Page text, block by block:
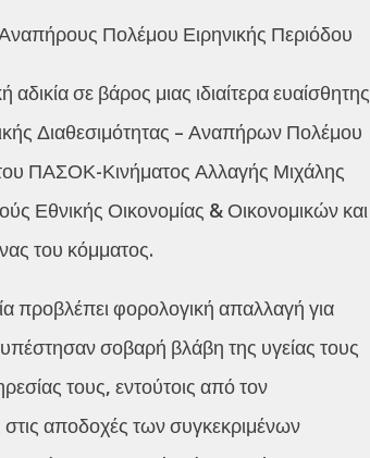
Πολέμου Ειρηνικής Περιόδου
σε βάρος μιας ιδιαίτερα ευαίσθητης
Διαθεσιμότητας – Αναπήρων Πολέμου
ΠΑΣΟΚ-Κινήματος Αλλαγής Μιχάλης
Εθνικής Οικονομίας & Οικονομικών και
του κόμματος.
προβλέπει φορολογική απαλλαγή για
σοβαρή βλάβη της υγείας τους
τους, εντούτοις από τον
αποδοχές των συγκεκριμένων